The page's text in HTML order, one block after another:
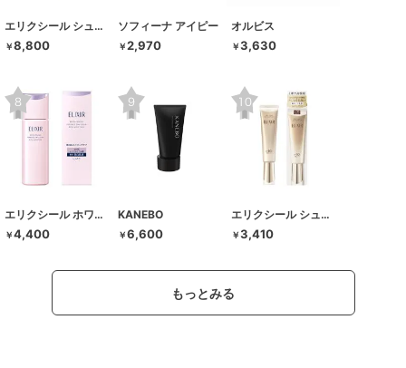
エリクシール シュペリエル
￥8,800
ソフィーナ アイピー
￥2,970
オルビス
￥3,630
エリクシール ホワイト
￥4,400
KANEBO
￥6,600
エリクシール シュペリエル
￥3,410
もっとみる